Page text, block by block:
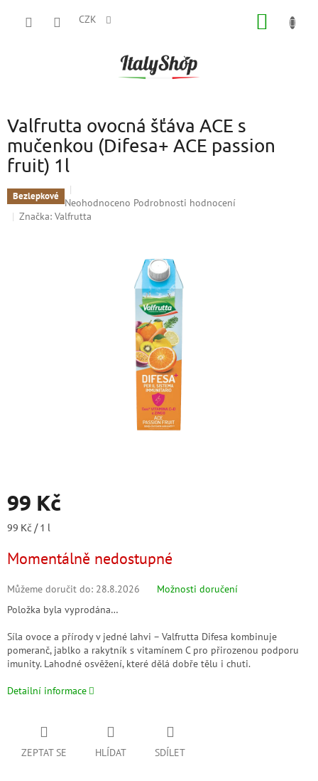
CZK
Valfrutta ovocná šťáva ACE s
mučenkou (Difesa+ ACE passion
fruit) 1l
Bezlepkové Průměrné
hodnocení
Neohodnoceno Podrobnosti hodnocení
Značka: Valfrutta
99 Kč
Měrná
99 Kč / 1 l
Momentálně nedostupné
Můžeme doručit do: 28.8.2026
Možnosti doručení
Položka byla vyprodána…
Síla ovoce a přírody v jedné lahvi – Valfrutta Difesa kombinuje
pomeranč, jablko a rakytník s vitamínem C pro přirozenou podporu
imunity. Lahodné osvěžení, které dělá dobře tělu i chuti.
Detailní informace
ZEPTAT SE HLÍDAT SDÍLET